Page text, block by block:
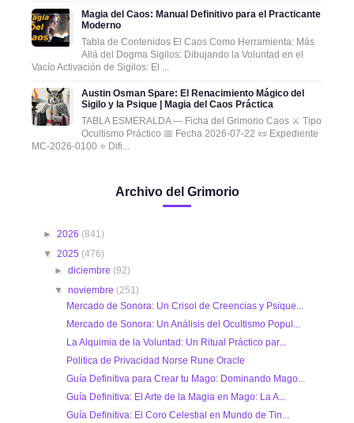
Magia del Caos: Manual Definitivo para el Practicante
Moderno
Tabla de Contenidos El Caos Como Herramienta: Más
Allá del Dogma Sigilos: Dibujando la Voluntad en el
Vacío Activación de Sigilos: El ...
Austin Osman Spare: El Renacimiento Mágico del
Sigilo y la Psique | Magia del Caos Práctica
TABLA ESMERALDA — Ficha del Grimorio Caos ⚔️ Tipo
Ocultismo Práctico 📅 Fecha 2026-07-22 📜 Expediente
MC-2026-0100 ⭐ Difi...
Archivo del Grimorio
► 2026 (841)
▼ 2025 (476)
►diciembre (92)
▼noviembre (251)
Mercado de Sonora: Un Crisol de Creencias y Psique...
Mercado de Sonora: Un Análisis del Ocultismo Popul...
La Alquimia de la Voluntad: Un Ritual Práctico par...
Politica de Privacidad Norse Rune Oracle
Guía Definitiva para Crear tu Mago: Dominando Mago...
Guía Definitiva: El Arte de la Magia en Mago: La A...
Guía Definitiva: El Coro Celestial en Mundo de Tin...